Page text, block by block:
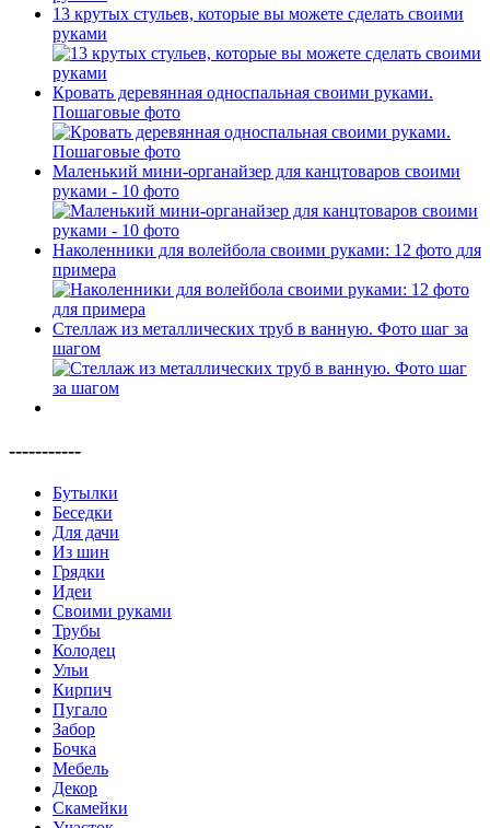
13 крутых стульев, которые вы можете сделать своими
руками
Кровать деревянная односпальная своими руками.
Пошаговые фото
Маленький мини-органайзер для канцтоваров своими
руками - 10 фото
Наколенники для волейбола своими руками: 12 фото для
примера
Стеллаж из металлических труб в ванную. Фото шаг за
шагом
-----------
Бутылки
Беседки
Для дачи
Из шин
Грядки
Идеи
Своими руками
Трубы
Колодец
Ульи
Кирпич
Пугало
Забор
Бочка
Мебель
Декор
Скамейки